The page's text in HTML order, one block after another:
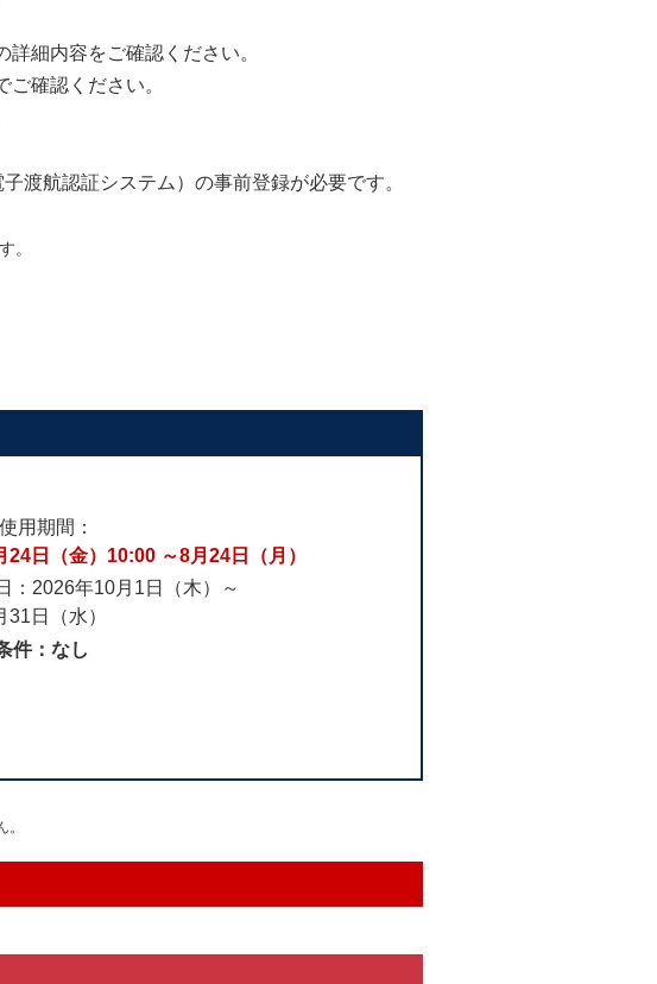
細内容をご確認ください。
確認ください。
渡航認証システム）の事前登録が必要です。
。
用期間：
24日（金）10:00 ～8月24日（月）
：2026年10月1日（木）～
日（水）
件：なし